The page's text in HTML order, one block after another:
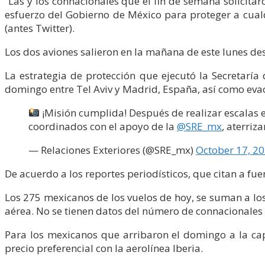
esfuerzo del Gobierno de México para proteger a
(antes Twitter).
Los dos aviones salieron en la mañana de este lunes
La estrategia de protección que ejecutó la
domingo entre Tel Aviv y Madrid, España, así como
¡Misión cumplida! Después de realizar
coordinados con el apoyo de la @SRE_mx,
— Relaciones Exteriores (@SRE_mx) October 17,
De acuerdo a los reportes periodísticos, que citan a
Los 275 mexicanos de los vuelos de hoy, se suman a
aérea. No se tienen datos del número de
Para los mexicanos que arribaron el domingo a la
precio preferencial con la aerolínea Iberia.